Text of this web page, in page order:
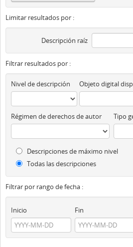
Limitar resultados por :
Descripción raíz
Filtrar resultados por :
Nivel de descripción
Régimen de derechos de autor Tipo
Descripciones de máximo nivel
Todas las descripciones
Filtrar por rango de fecha :
Inicio Fin